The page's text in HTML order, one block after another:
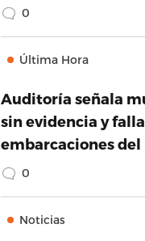
0
Última Hora
Auditoría señala
sin evidencia y
embarcaciones del
0
Noticias